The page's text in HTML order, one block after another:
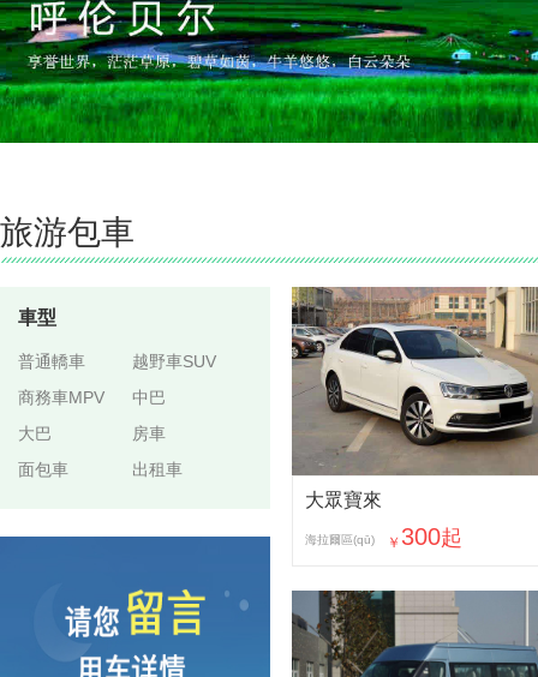
旅游包車
車型
普通轎車
越野車SUV
商務車MPV
中巴
大巴
房車
面包車
出租車
大眾寶來
海拉爾區(qū) ￥ 300起